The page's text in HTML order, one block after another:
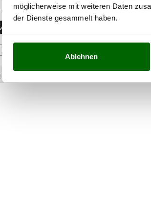
möglicherweise mit weiteren Daten
der Dienste gesammelt haben.
Ablehnen
Italien
16 Liter
Lieferung
Rabatt erhalten